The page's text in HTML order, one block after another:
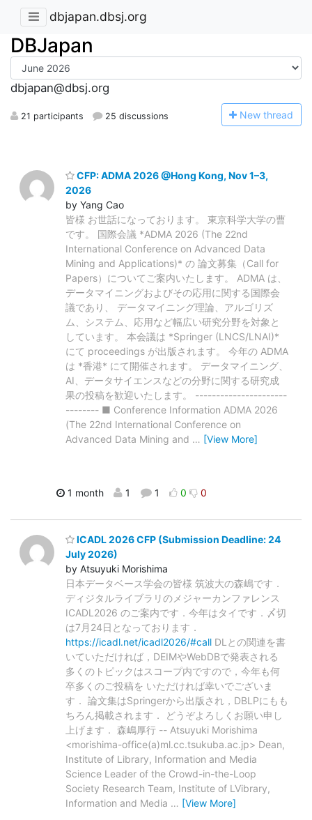
dbjapan.dbsj.org
DBJapan
dbjapan@dbsj.org
21 participants 25 discussions New thread
CFP: ADMA 2026 @Hong Kong, Nov 1–3,
2026
by Yang Cao
皆様 お世話になっております。 東京科学大学の曹
です。 国際会議 *ADMA 2026 (The 22nd
International Conference on Advanced Data
Mining and Applications)* の 論文募集（Call for
Papers）についてご案内いたします。 ADMA は、
データマイニングおよびその応用に関する国際会
議であり、 データマイニング理論、アルゴリズ
ム、システム、応用など幅広い研究分野を対象と
しています。 本会議は *Springer (LNCS/LNAI)*
にて proceedings が出版されます。 今年の ADMA
は *香港* にて開催されます。 データマイニング、
AI、データサイエンスなどの分野に関する研究成
果の投稿を歓迎いたします。 ----------------------
-------- ■ Conference Information ADMA 2026
(The 22nd International Conference on
Advanced Data Mining and … [View More]
1 month 1 1 0 0
ICADL 2026 CFP (Submission Deadline: 24
July 2026)
by Atsuyuki Morishima
日本データベース学会の皆様 筑波大の森嶋です．
ディジタルライブラリのメジャーカンファレンス
ICADL2026 のご案内です．今年はタイです．〆切
は7月24日となっております．
https://icadl.net/icadl2026/#call DLとの関連を書
いていただければ，DEIMやWebDBで発表される
多くのトピックはスコープ内ですので，今年も何
卒多くのご投稿を いただければ幸いでございま
す． 論文集はSpringerから出版され，DBLPにもも
ちろん掲載されます． どうぞよろしくお願い申し
上げます． 森嶋厚行 -- Atsuyuki Morishima
<morishima-office(a)ml.cc.tsukuba.ac.jp> Dean,
Institute of Library, Information and Media
Science Leader of the Crowd-in-the-Loop
Society Research Team, Institute of LVibrary,
Information and Media … [View More]